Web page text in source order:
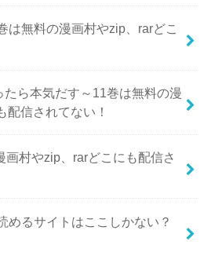
は無料の漫画村やzip、rarどこ
ら本気だす～11巻は無料の漫
配信されてない！
画村やzip、rarどこにも配信さ
めるサイトはここしかない？